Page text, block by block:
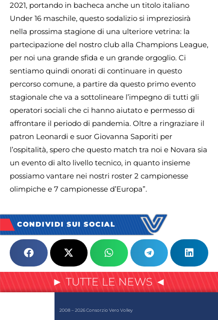
2021, portando in bacheca anche un titolo italiano
Under 16 maschile, questo sodalizio si impreziosirà
nella prossima stagione di una ulteriore vetrina: la
partecipazione del nostro club alla Champions League,
per noi una grande sfida e un grande orgoglio. Ci
sentiamo quindi onorati di continuare in questo
percorso comune, a partire da questo primo evento
stagionale che va a sottolineare l’impegno di tutti gli
operatori sociali che ci hanno aiutato e permesso di
affrontare il periodo di pandemia. Oltre a ringraziare il
patron Leonardi e suor Giovanna Saporiti per
l’ospitalità, spero che questo match tra noi e Novara sia
un evento di alto livello tecnico, in quanto insieme
possiamo vantare nei nostri roster 2 campionesse
olimpiche e 7 campionesse d’Europa”.
CONDIVIDI SUI SOCIAL
► TUTTE LE NEWS ◄
2008 – 2026 Consorzio Vero Volley